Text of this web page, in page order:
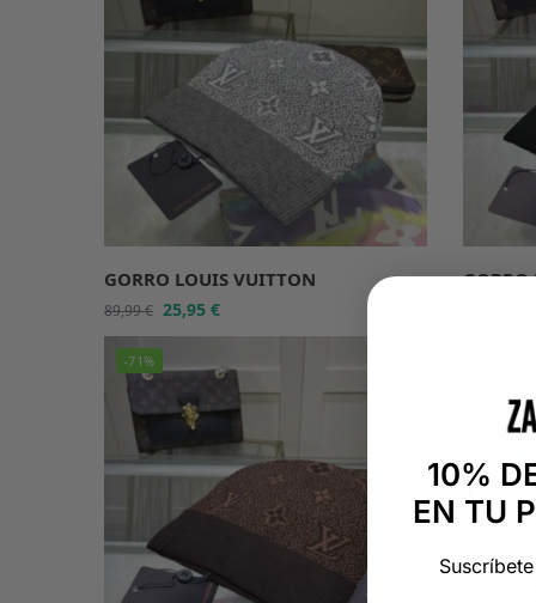
GORRO LOUIS VUITTON
89,99€ 25,95 €
-71%
10%
EN TU